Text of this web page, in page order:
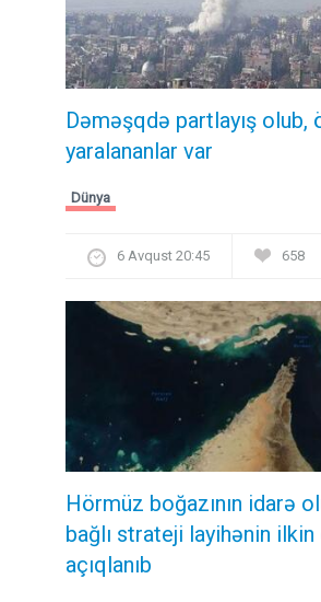
Dəməşqdə partlayış olub,
yaralananlar var
Dünya
6 Avqust 20:45 658
Hörmüz boğazının idarə
bağlı strateji layihənin ilkin
açıqlanıb